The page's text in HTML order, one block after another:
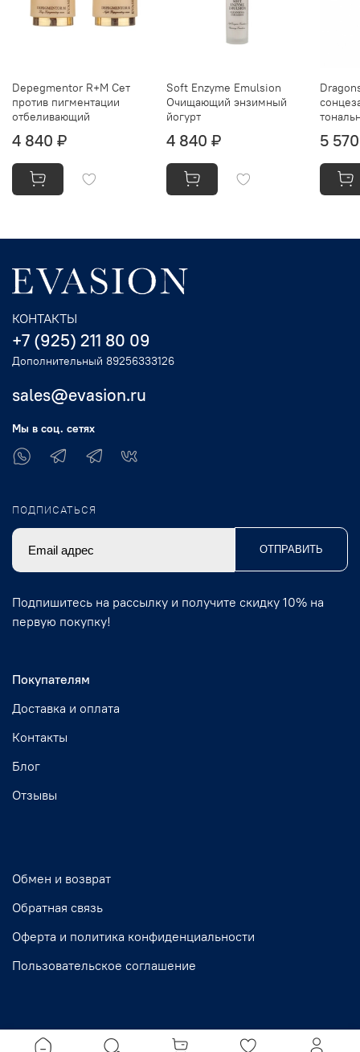
Depegmentor R+M Сет
против пигментации
отбеливающий
4 840 ₽
Soft Enzyme Emulsion
Очищающий энзимный
йогурт
4 840 ₽ 5
Покупателям
Доставка и оплата
Контакты
Блог
Отзывы
Обмен и возврат
Обратная связь
Оферта и политика конфиденциальности
Пользовательское соглашение
КОНТАКТЫ
+7 (925) 211 80 09
Дополнительный 89256333126
sales@evasion.ru
Мы в соц. сетях
ПОДПИСАТЬСЯ
ОТПРАВИТЬ
Подпишитесь на рассылку и получите скидку 10% на
первую покупку!